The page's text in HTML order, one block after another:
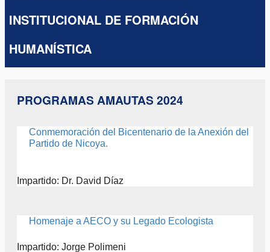
INSTITUCIONAL DE FORMACIÓN
HUMANÍSTICA
PROGRAMAS AMAUTAS 2024
Conmemoración del Bicentenario de la Anexión del
Partido de Nicoya.
Impartido: Dr. David Díaz
Homenaje a AECO y su Legado Ecologista
Impartido: Jorge Polimeni